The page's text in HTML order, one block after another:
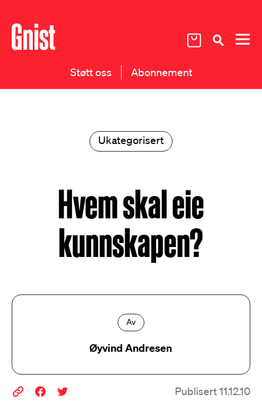
Støtt oss Abonnement
Ukategorisert
Hvem skal eie
kunnskapen?
Av
Øyvind Andresen
Publisert 11.12.10